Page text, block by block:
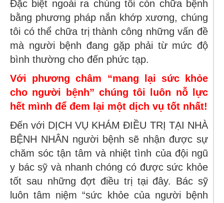
Đặc biệt ngoài ra chúng tôi còn chữa bệnh
bằng phương pháp nắn khớp xương, chúng
tôi có thể chữa trị thành công những vấn đề
mà người bệnh đang gặp phải từ mức độ
bình thường cho đến phức tạp.
Với phương châm “mang lại sức khỏe
cho người bệnh” chúng tôi luôn nỗ lực
hết mình để đem lại một dịch vụ tốt nhất!
Đến với DỊCH VỤ KHÁM ĐIỀU TRỊ TẠI NHÀ
BỆNH NHÂN người bệnh sẽ nhận được sự
chăm sóc tận tâm và nhiệt tình của đội ngũ
y bác sỹ và nhanh chóng có được sức khỏe
tốt sau những đợt điều trị tại đây. Bác sỹ
luôn tâm niệm “sức khỏe của người bệnh